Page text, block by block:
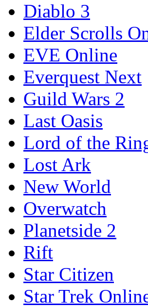
Diablo 3
Elder Scrolls
EVE Online
Everquest Next
Guild Wars 2
Last Oasis
Lord of the
Lost Ark
New World
Overwatch
Planetside 2
Rift
Star Citizen
Star Trek